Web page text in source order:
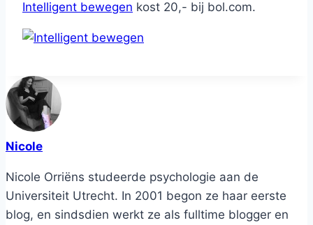
Intelligent bewegen kost 20,- bij bol.com.
Nicole
Nicole Orriëns studeerde psychologie aan de
Universiteit Utrecht. In 2001 begon ze haar eerste
blog, en sindsdien werkt ze als fulltime blogger en